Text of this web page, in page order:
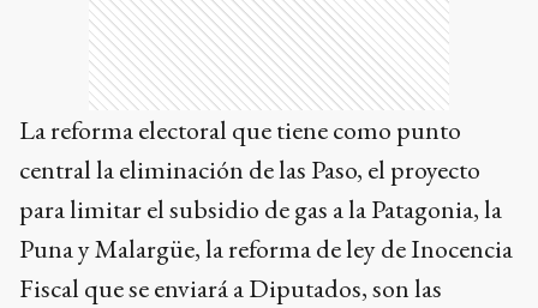
La reforma electoral que tiene como punto
central la eliminación de las Paso, el proyecto
para limitar el subsidio de gas a la Patagonia, la
Puna y Malargüe, la reforma de ley de Inocencia
Fiscal que se enviará a Diputados, son las